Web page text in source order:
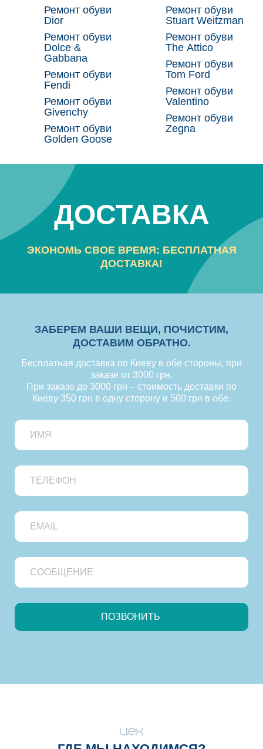
Ремонт обуви
Dior
Ремонт обуви
Dolce &
Gabbana
Ремонт обуви
Fendi
Ремонт обуви
Givenchy
Ремонт обуви
Golden Goose
Ремонт обуви
Stuart Weitzman
Ремонт обуви
The Attico
Ремонт обуви
Tom Ford
Ремонт обуви
Valentino
Ремонт обуви
Zegna
ДОСТАВКА
ЭКОНОМЬ СВОЕ ВРЕМЯ: БЕСПЛАТНАЯ
ДОСТАВКА!
ЗАБЕРЕМ ВАШИ ВЕЩИ, ПОЧИСТИМ,
ДОСТАВИМ ОБРАТНО.
Бесплатная доставка по Киеву в обе стороны, при
заказе от 3000 грн.
При заказе до 3000 грн – стоимость доставки по
Киеву 350 грн в одну сторону и 500 грн в обе.